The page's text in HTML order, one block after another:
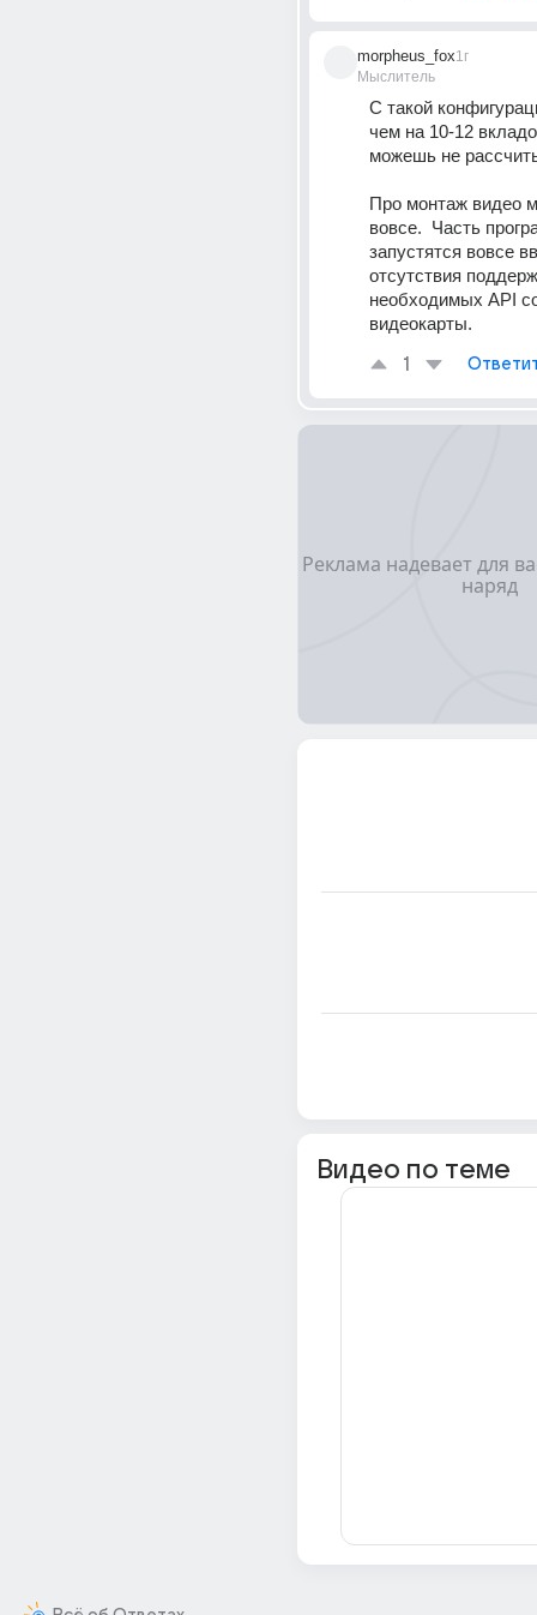
morpheus_fox
Мыслитель
1г
С такой
чем на 10-12
можешь не
Про монтаж видео
вовсе.  Часть
запустятся вовсе
отсутствия
необходимых API
видеокарты.
1
Видео по теме